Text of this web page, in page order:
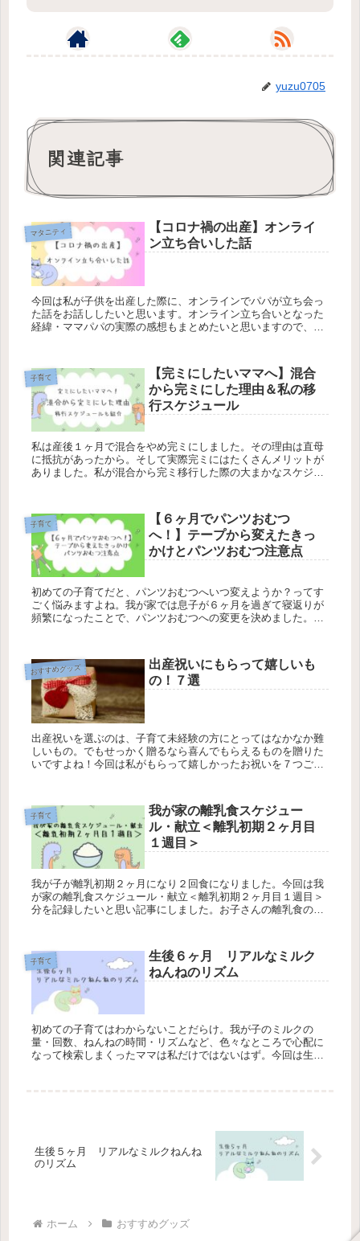
yuzu0705
関連記事
マタニティ
【コロナ禍の出産】オンライ
ン立ち合いした話
今回は私が子供を出産した際に、オンラインでパパが立ち会っ
た話をお話ししたいと思います。オンライン立ち合いとなった
経緯・ママパパの実際の感想もまとめたいと思いますので、実
子育て
【完ミにしたいママへ】混合
から完ミにした理由＆私の移
行スケジュール
私は産後１ヶ月で混合をやめ完ミにしました。その理由は直母
に抵抗があったから。そして実際完ミにはたくさんメリットが
ありました。私が混合から完ミ移行した際の大まかなスケジュ
子育て
【６ヶ月でパンツおむつ
へ！】テープから変えたきっ
かけとパンツおむつ注意点
初めての子育てだと、パンツおむつへいつ変えようか？ってす
ごく悩みますよね。我が家では息子が６ヶ月を過ぎて寝返りが
頻繁になったことで、パンツおむつへの変更を決めました。今
おすすめグッズ
出産祝いにもらって嬉しいも
の！７選
出産祝いを選ぶのは、子育て未経験の方にとってはなかなか難
しいもの。でもせっかく贈るなら喜んでもらえるものを贈りた
いですよね！今回は私がもらって嬉しかったお祝いを７つご紹
子育て
我が家の離乳食スケジュー
ル・献立＜離乳初期２ヶ月目
１週目＞
我が子が離乳初期２ヶ月になり２回食になりました。今回は我
が家の離乳食スケジュール・献立＜離乳初期２ヶ月目１週目＞
分を記録したいと思い記事にしました。お子さんの離乳食の進
子育て
生後６ヶ月 リアルなミルク
ねんねのリズム
初めての子育てはわからないことだらけ。我が子のミルクの
量・回数、ねんねの時間・リズムなど、色々なところで心配に
なって検索しまくったママは私だけではないはず。今回は生後
生後５ヶ月 リアルなミルクねんね
のリズム
ホーム おすすめグッズ